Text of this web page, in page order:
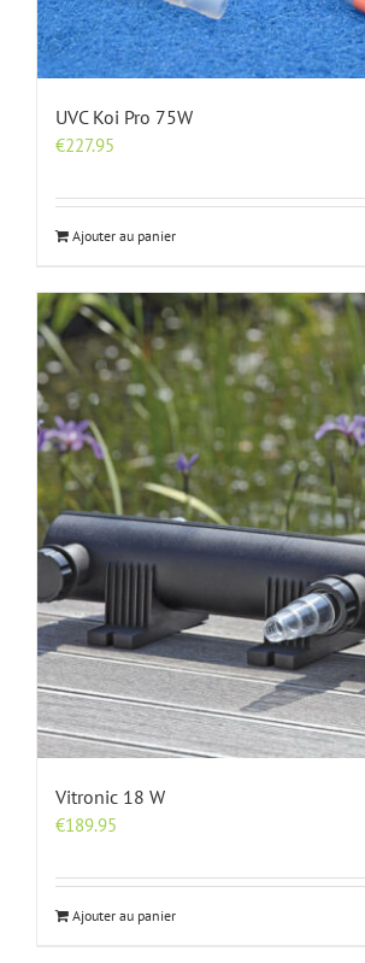
UVC Koi Pro 75W
€227.95
Ajouter au panier
Vitronic 18 W
€189.95
Ajouter au panier